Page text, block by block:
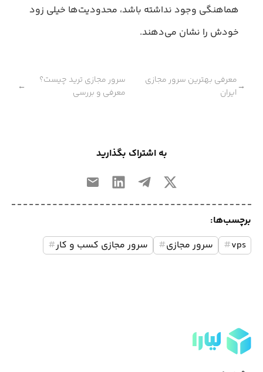
هماهنگی وجود نداشته باشد، محدودیت‌ها خیلی زود
خودش را نشان می‌دهند.
→
معرفی بهترین سرور مجازی
ایران
سرور مجازی ترید چیست؟
معرفی و بررسی
←
به اشتراک بگذارید
برچسب‌ها:
vps
# سرور مجازی# سرور مجازی کسب و کار#